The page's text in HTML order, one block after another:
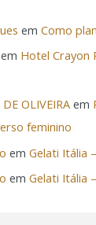
emComo
em Hotel Crayon
OLIVEIRA em
feminino
emGelati Itália
emGelati Itália